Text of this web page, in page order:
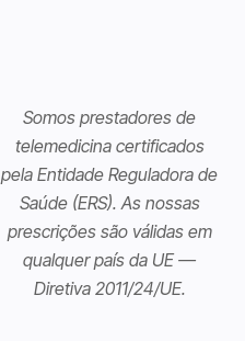
Somos prestadores de
telemedicina certificados
pela Entidade Reguladora de
Saúde (ERS). As nossas
prescrições são válidas em
qualquer país da UE —
Diretiva 2011/24/UE.